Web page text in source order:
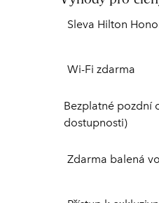
Sleva Hilton
Wi-Fi zdarma
Bezplatné pozdní
dostupnosti)
Zdarma balená